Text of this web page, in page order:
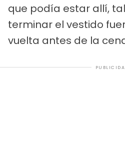
que podía estar allí,
terminar el vestido
vuelta antes de la